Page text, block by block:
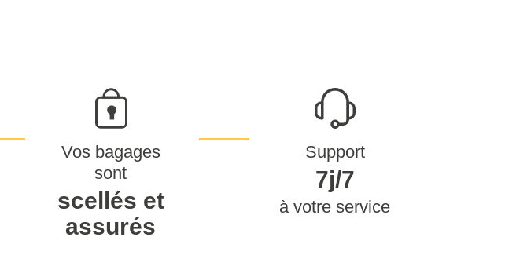
Vos bagages
sont
scellés et
assurés
Support
7j/7
à votre service